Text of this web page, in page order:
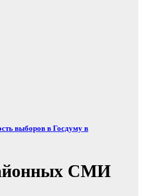
выборов в Госдуму в